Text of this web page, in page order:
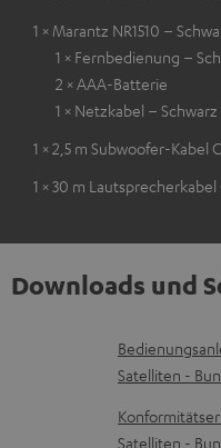
1 × Marantz NR1510 –
1 × Fernbedienung –
2 × AAA-Batterie
1 × Netzkabel – Schwarz
1 × 2,5 m Subwoofer-Kabel
1 × 30 m Lautsprecherkabel
Downloads und
D
o
k
Satelliten -
Satelliten -